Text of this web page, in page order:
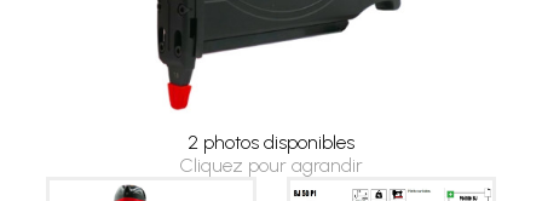
2 photos disponibles
Cliquez pour agrandir